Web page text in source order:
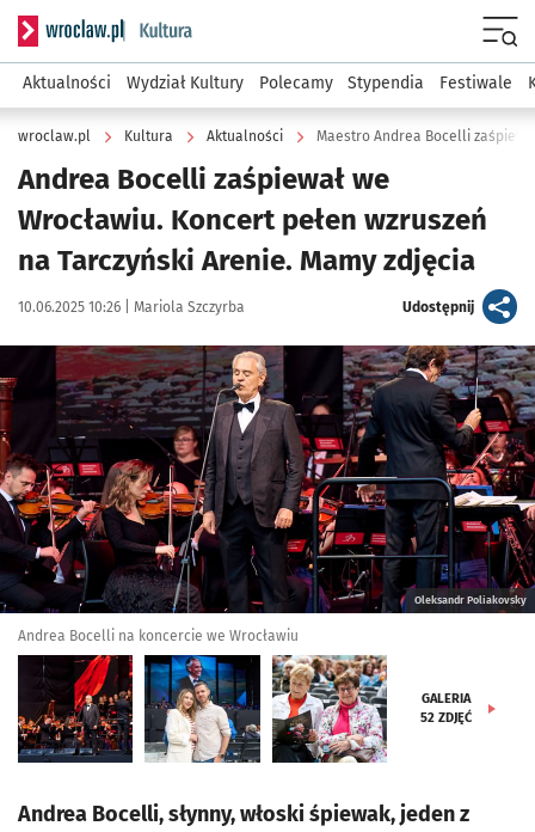
Serwis informacyjny wroclaw.pl podserwis: Kultura
Aktualności Wydział Kultury Polecamy Stypendia Festiwale
wroclaw.pl Kultura Aktualności Maestro Andrea Bocelli
Andrea Bocelli zaśpiewał we
Wrocławiu. Koncert pełen wzruszeń
na Tarczyński Arenie. Mamy zdjęcia
Data publikacji:
10.06.2025 10:26 | Autor:
Mariola Szczyrba Udostępnijartykuł
Kliknij, aby zobaczyć galerię
Oleksandr Poliakovsky
Andrea Bocelli na koncercie we Wrocławiu
GALERIA
52 ZDJĘĆ
Andrea Bocelli, słynny, włoski śpiewak, jeden z